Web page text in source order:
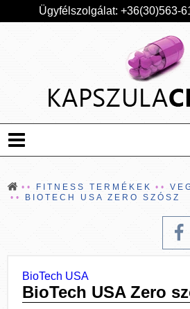
Ügyfélszolgálat: +36(30)563-
FITNESS TERMÉKEK
BIOTECH USA ZERO SZÓSZ
BioTech USA
BioTech USA Zero